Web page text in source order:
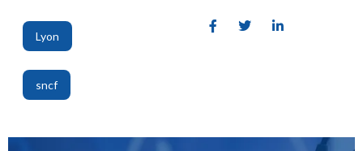
Lyon
,
sncf